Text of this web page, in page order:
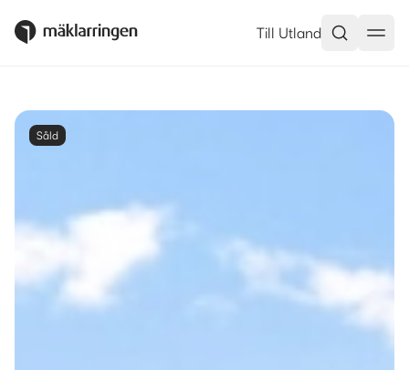
Till Utland
Såld